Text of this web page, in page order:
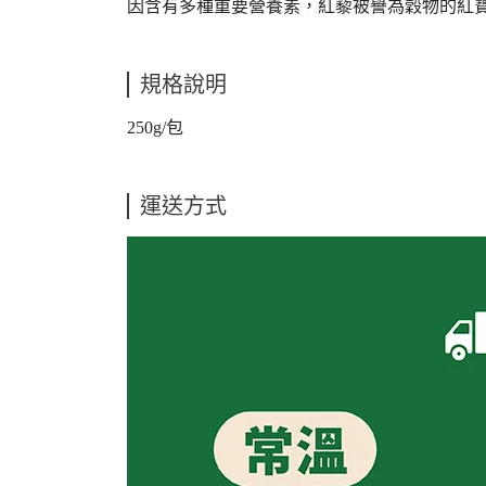
因含有多種重要營養素，紅藜被譽為穀物的紅
規格說明
250g/包
運送方式